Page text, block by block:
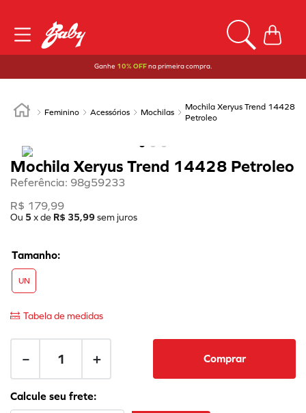
Ganhe 10% OFFna primeira compra.
Feminino Acessórios Mochilas
Mochila Xeryus Trend 14428
Petroleo
Mochila Xeryus Trend 14428 Petroleo
Referência: 98g59233
R$ 179,99
Ou 5 x de R$ 35,99sem juros
UN
Tabela de medidas
＋
－ Comprar